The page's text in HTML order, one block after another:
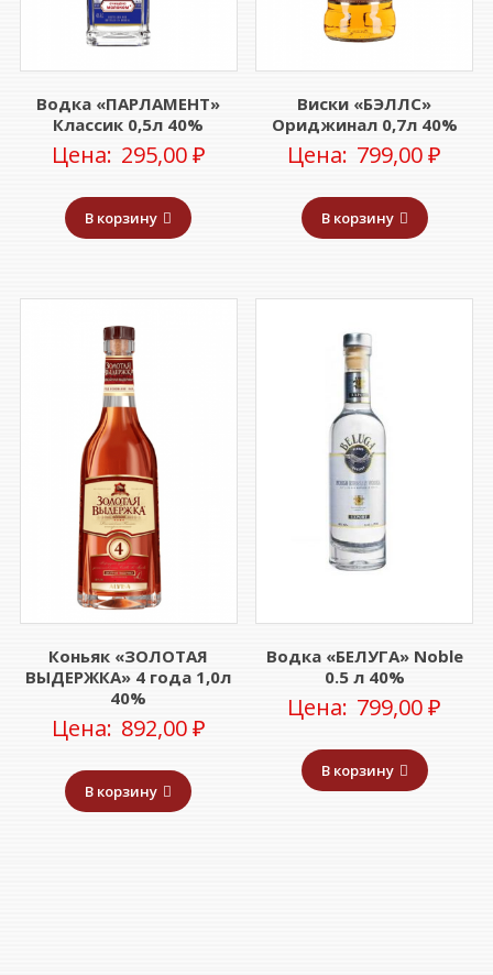
Водка «ПАРЛАМЕНТ»
Классик 0,5л 40%
Цена: 295,00₽
В корзину
Виски «БЭЛЛС»
Ориджинал 0,7л 40%
Цена: 799,00₽
В корзину
Коньяк «ЗОЛОТАЯ
ВЫДЕРЖКА» 4 года 1,0л
40%
Цена: 892,00₽
В корзину
Водка «БЕЛУГА» Noble
0.5 л 40%
Цена: 799,00₽
В корзину